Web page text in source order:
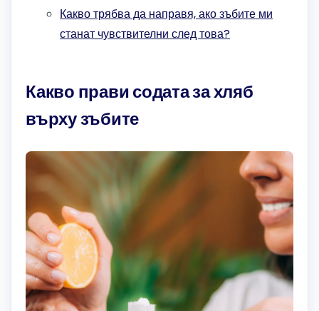
Какво трябва да направя, ако зъбите ми
станат чувствителни след това?
Какво прави содата за хляб
върху зъбите